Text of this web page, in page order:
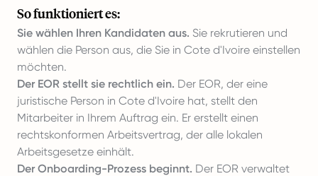
So funktioniert es:
Sie wählen Ihren Kandidaten aus. Sie rekrutieren und
wählen die Person aus, die Sie in Cote d'Ivoire einstellen
möchten.
Der EOR stellt sie rechtlich ein. Der EOR, der eine
juristische Person in Cote d'Ivoire hat, stellt den
Mitarbeiter in Ihrem Auftrag ein. Er erstellt einen
rechtskonformen Arbeitsvertrag, der alle lokalen
Arbeitsgesetze einhält.
Der Onboarding-Prozess beginnt. Der EOR verwaltet